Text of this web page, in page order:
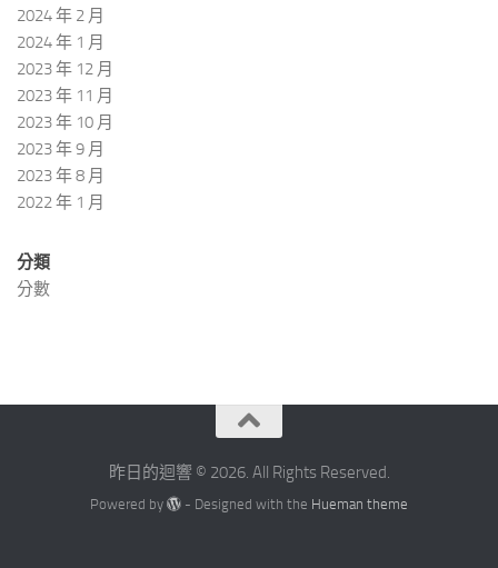
2024 年 2 月
2024 年 1 月
2023 年 12 月
2023 年 11 月
2023 年 10 月
2023 年 9 月
2023 年 8 月
2022 年 1 月
分類
分數
昨日的迴響 © 2026. All Rights Reserved.
Powered by - Designed with the Hueman theme